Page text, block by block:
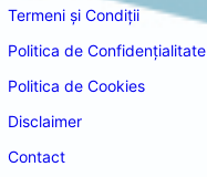
Termeni și Condiții
Politica de Confidențialitate
Politica de Cookies
Disclaimer
Contact